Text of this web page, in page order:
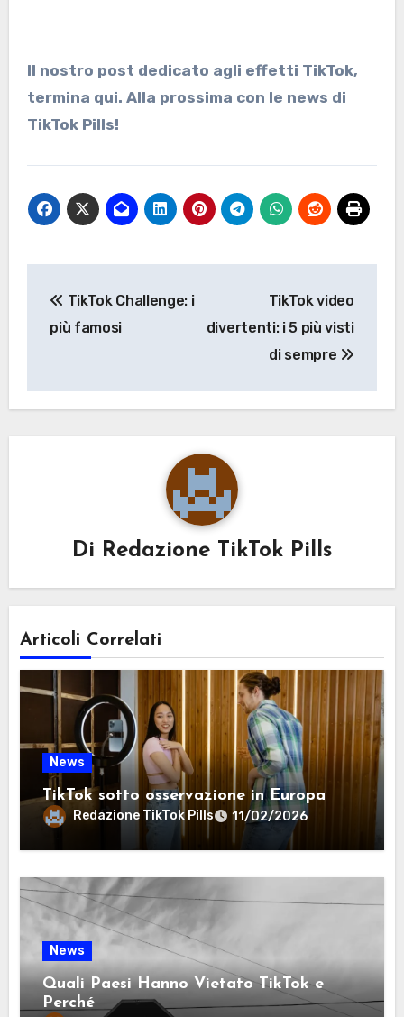
Il nostro post dedicato agli effetti TikTok,
termina qui. Alla prossima con le news di
TikTok Pills!
articoli
TikTok Challenge: i
più famosi
TikTok video
divertenti: i 5 più visti
di sempre
Di Redazione TikTok Pills
Articoli Correlati
News
TikTok sotto osservazione in Europa
Redazione TikTok Pills 11/02/2026
News
Quali Paesi Hanno Vietato TikTok e
Perché